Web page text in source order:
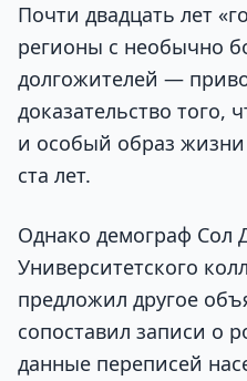
Почти двадцать лет
регионы с необычно
долгожителей —
доказательство того,
и особый образ
ста лет.
Однако демограф Сол
Университетского
предложил другое
сопоставил записи о
данные переписей